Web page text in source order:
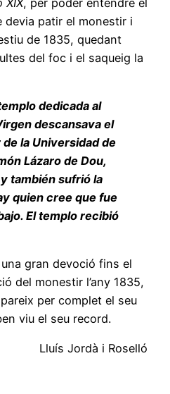
devia patir el monestir i
de 1835, quedant
del foc i el saqueig la
dedicada al
descansava el
la Universidad de
Lázaro de Dou,
también sufrió la
quien cree que fue
El templo recibió
gran devoció fins el
del monestir l’any 1835,
per complet el seu
viu el seu record.
Lluís Jordà i Roselló